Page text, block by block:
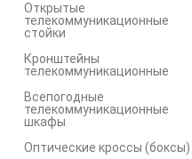
Открытые
телекоммуникационные
стойки
Кронштейны
телекоммуникационные
Всепогодные
телекоммуникационные
шкафы
Оптические кроссы (боксы)